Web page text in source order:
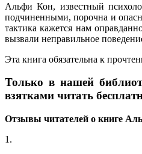
Альфи Кон, известный
подчиненными, порочна и
тактика кажется нам
вызвали неправильное
Эта книга обязательна к
Только в нашей
взятками читать
Отзывы читателей о книге
1.